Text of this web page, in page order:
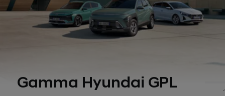
Gamma Hyundai GPL